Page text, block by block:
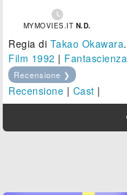

MYMOVIES.IT N.D.
Regia di Takao Okawara.
Film 1992 | Fantascienza
Recensione ❯
Recensione | Cast |